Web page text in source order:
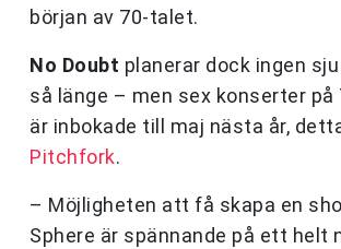
början av 70-talet.
No Doubt planerar dock ingen
så länge – men sex konserter på
är inbokade till maj nästa år,
Pitchfork.
– Möjligheten att få skapa en
Sphere är spännande på ett helt